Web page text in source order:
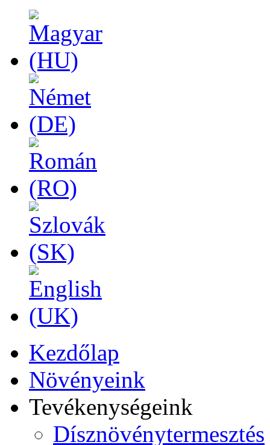
Kezdőlap
Növényeink
Tevékenységeink
Dísznövénytermesztés